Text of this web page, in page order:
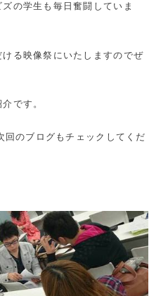
の学生も毎日奮闘していま
る映像祭にいたしますのでぜ
です。
のブログもチェックしてくだ